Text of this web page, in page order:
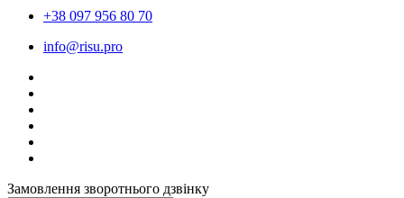
+38 097 956 80 70
info@risu.pro
Замовлення зворотнього дзвінку